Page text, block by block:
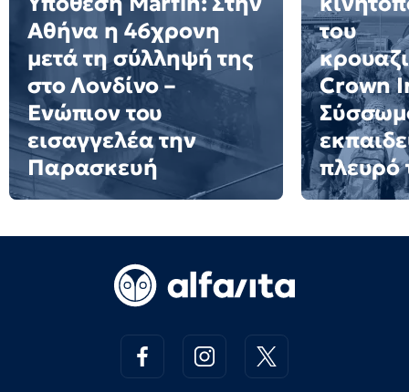
Αθήνα η 46χρονη
μετά τη σύλληψή της
στο Λονδίνο –
Ενώπιον του
εισαγγελέα την
Παρασκευή
του
Crown
πλευρό